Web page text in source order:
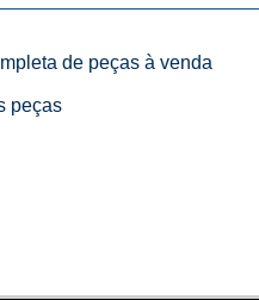
de peças à venda
peças